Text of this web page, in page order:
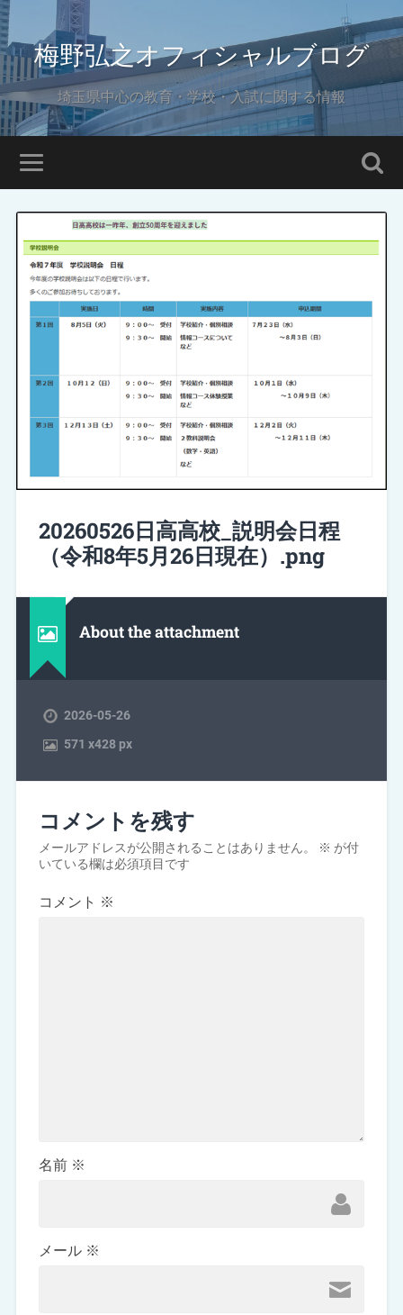
梅野弘之オフィシャルブログ
埼玉県中心の教育・学校・入試に関する情報
20260526日高高校_説明会日程
（令和8年5月26日現在）.png
About the attachment
2026-05-26
571 x428 px
コメントを残す
メールアドレスが公開されることはありません。 ※ が付
いている欄は必須項目です
コメント ※
名前 ※
メール ※